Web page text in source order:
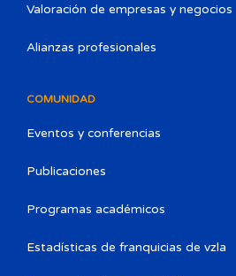
Valoración de empresas y negocios
Alianzas profesionales
COMUNIDAD
Eventos y conferencias
Publicaciones
Programas académicos
Estadísticas de franquicias de vzla